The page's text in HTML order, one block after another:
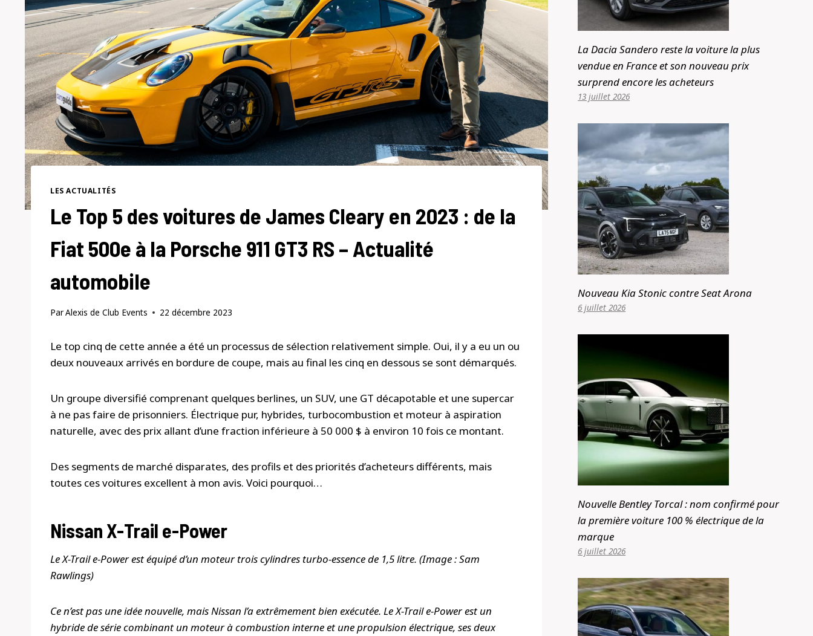
LES ACTUALITÉS
Le Top 5 des voitures de James Cleary en 2023 : de la
Fiat 500e à la Porsche 911 GT3 RS – Actualité
automobile
ParAlexis de Club Events 22 décembre 2023
Le top cinq de cette année a été un processus de sélection relativement simple. Oui, il y a eu un ou
deux nouveaux arrivés en bordure de coupe, mais au final les cinq en dessous se sont démarqués.
Un groupe diversifié comprenant quelques berlines, un SUV, une GT décapotable et une supercar
à ne pas faire de prisonniers. Électrique pur, hybrides, turbocombustion et moteur à aspiration
naturelle, avec des prix allant d’une fraction inférieure à 50 000 $ à environ 10 fois ce montant.
Des segments de marché disparates, des profils et des priorités d’acheteurs différents, mais
toutes ces voitures excellent à mon avis. Voici pourquoi…
Nissan X-Trail e-Power
Le X-Trail e-Power est équipé d’un moteur trois cylindres turbo-essence de 1,5 litre. (Image : Sam
Rawlings)
Ce n’est pas une idée nouvelle, mais Nissan l’a extrêmement bien exécutée. Le X-Trail e-Power est un
hybride de série combinant un moteur à combustion interne et une propulsion électrique, ses deux
La Dacia Sandero reste la voiture la plus
vendue en France et son nouveau prix
surprend encore les acheteurs
13 juillet 2026
Nouveau Kia Stonic contre Seat Arona
6 juillet 2026
Nouvelle Bentley Torcal : nom confirmé pour
la première voiture 100 % électrique de la
marque
6 juillet 2026